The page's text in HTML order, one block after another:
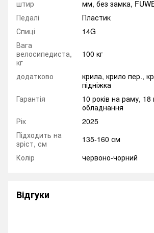
штир
мм, без замка,
Педалі
Пластик
Спиці
14G
Вага
велосипедиста,
кг
100 кг
додатково
крила, крило пер.,
підніжка
Гарантія
10 років на раму, 18
обладнання
Рік
2025
Підходить на
зріст, см
135-160 см
Колір
червоно-чорний
Відгуки